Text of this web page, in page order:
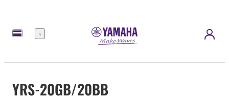
Menu
YRS-20GB/20BB